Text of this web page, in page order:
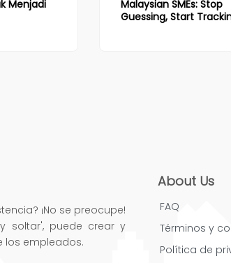
Menjadi
Malaysian SMEs: Stop
Guessing, Start
¡No se preocupe!
soltar', puede crear y
los empleados.
About Us
FAQ
Términos y
Política de